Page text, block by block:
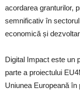
acordarea granturilor,
semnificativ în
economică și
Digital Impact este un
parte a proiectului
Uniunea Europeană